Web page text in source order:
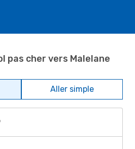
pas cher vers Malelane
Aller simple